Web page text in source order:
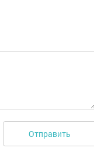
Отправить